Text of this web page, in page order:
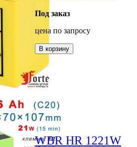
Под заказ
цена по запросу
В корзину
WBR HR 1221W